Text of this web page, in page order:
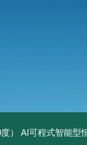
） AI可程式智能型